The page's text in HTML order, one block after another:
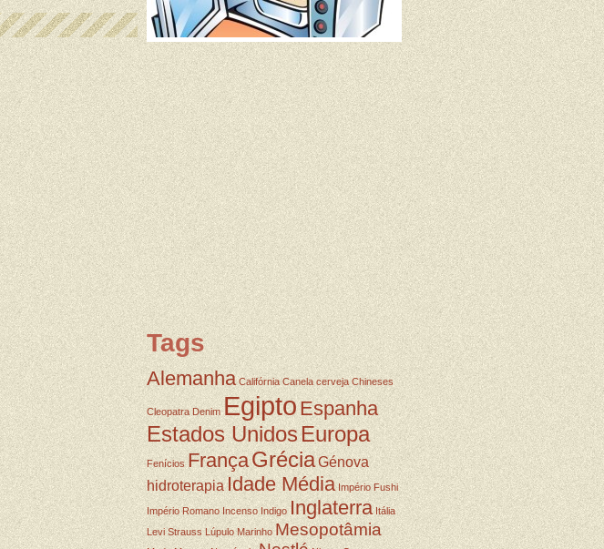
Tags
Alemanha Califórnia Canela cerveja Chineses
Cleopatra Denim EgiptoEspanha
Estados UnidosEuropa
Fenícios FrançaGréciaGénova
hidroterapiaIdade Média Império Fushi
Império Romano Incenso Indigo Inglaterra Itália
Levi Strauss Lúpulo Marinho Mesopotâmia